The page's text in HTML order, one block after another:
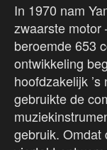
In 1970 nam
zwaarste motor
beroemde 653
ontwikkeling
hoofdzakelijk
gebruikte de
gebruik. Omdat